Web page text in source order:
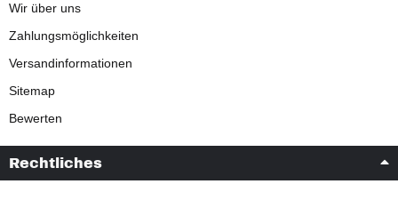
Wir über uns
Zahlungsmöglichkeiten
Versandinformationen
Sitemap
Bewerten
Rechtliches